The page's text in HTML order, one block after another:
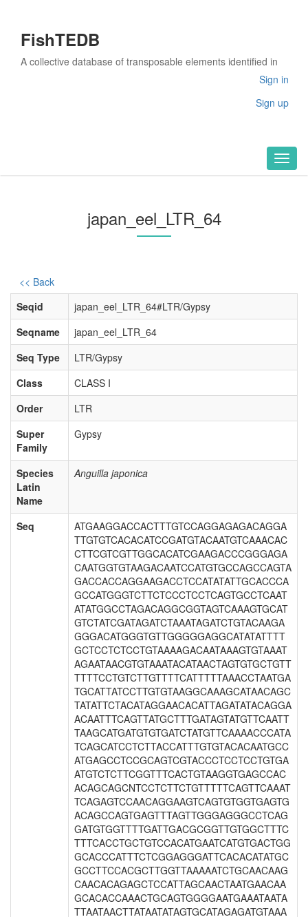
FishTEDB
A collective database of transposable elements identified in
Sign in
Sign up
japan_eel_LTR_64
<< Back
Seqid
japan_eel_LTR_64#LTR/Gypsy
Seqname
japan_eel_LTR_64
Seq Type
LTR/Gypsy
Class
CLASS I
Order
LTR
Super
Family
Gypsy
Species
Latin
Name
Anguilla japonica
Seq ATGAAGGACCACTTTGTCCAGGAGAGACAGGATTGTGTCACACATCCGATGTACAATGTCAAACACCTTCGTCGTTGGCACATCGAAGACCCGGGAGACAATGGTGTAAGACAATCCATGTGCCAGCCAGTAGACCACCAGGAAGACCTCCATATATTGCACCCAGCCATGGGTCTTCTCCCTCCTCAGTGCCTCAATATATGGCCTAGACAGGCGGTAGTCAAAGTGCATGTCTATCGATAGATCTAAATAGATCTGTACAAGAGGGACATGGGTGTTGGGGGAGGCATATATTTTGCTCCTCTCCTGTAAAAGACAATAAAGTGTAAATAGAATAACGTGTAAATACATAACTAGTGTGCTGTTTTTTCCTGTCTTGTTTTCATTTTTAAACCTAATGATGCATTATCCTTGTGTAAGGCAAAGCATAACAGCTATATTCTACATAGGAACACATTAGATATACAGGAACAATTTCAGTTATGCTTTGATAGTATGTTCAATTTAAGCATGATGTGTGATCTATGTTCAAAACCCATATCAGCATCCTCTTACCATTTGTGTACACAATGCCATGAGCCTCCGCAGTCGTACCCTCCTCCTGTGAATGTCTCTTCGGTTTCACTGTAAGGTGAGCCACACAGCAGCNTCCTCTTCTGTTTTTCAGTTCAAATTCAGAGTCCAACAGGAAGTCAGTGTGGTGAGTGACAGCCAGTGAGTTTAGTTGGGAGGGCCTCAGGATGTGGTTTTGATTGACGCGGTTGTGGCTTTCTTTCACCTGCTGTCCACATGAATCATGTGACTGGGCACCCATTTCTCGGAGGGATTCACACATATGCGCCTTCCACGCTTGGTTAAAAATCTGCAACAAGCAACACAGAGCTCCATTAGCAACTAATGAACAAGCACACCAAACTGCAGTGGGGAATGAAATAATATTAATAACTTATAATATAGTGCATAGAGATGTAAACTCAGCTGAGCATCAGTGCTCTCACAGCATCAAAGCAAAACAGACATCATCGTACTCTGTGCTTCGATCACAGCCAGTCAGCAATGCAATAAAGTCAGTCAACACTCCAGTAAAAAGTCCTGTTGTGGGAGGAGTCTTGCAAGTAGAAATGAGTGCTGAGCCCCAGAGTGAGGTCCGACCGTGTGAGAATATTGTGAGTGCTGTAATCCTAGATGTACGCTAAGGACGGAGGCATGATACTCACACTACTGCTGCTTTGGCACAGCTGCTGCTGGTTTTATGCCAGGAGACCACCATTGCTAGTGGGATCTTCTTTGTTGCATATTTTGGGCAGCAGTCCGCCCCTGCGCTAGGNNNNNNNNNNNNNNNNNNNNNNNNNNNNNNNNNNNNNNNNNNNNNNNNNNNNNNNNNNNNNNNNNNNNNNNNNNNNNNNNNNNNNACACATACACATACACACAAACGCCACAAAAGTATTTCTAAAGGCCTGGGTGTTCATAAATCCACAATAAGCCAAGTTGTCTACAAATGGAGGAAATTCTGTACTTTTGCTACTCTNNNNAGGAGGGGGCATCCTGCAAAGATCACAACAGCACATAATGCAGTGCTAAGGGAAGCCAAGAAGAAATAGGGTACCTGCAGAAATATCTTGAACTTGCTAAAGTCTCTGTTCATTTATCCTCTAAGTAAAATGCTTAACAATGATGTATTCCCAGTGTATTCATGGGAAGACACCACAGANNNNNNNNNNNNNNNNNNNNNNNNNNNNNNNNNNNNNNNNNNNNNNNNNNNNNNNNNNNNNNNNNNNNNNNNNNNNNNNNNNNNNNNNNNNNNNNNNNNNNNNNNNNNNNNNNNNNNNNNNNNNNNNNNNNNNNNNNNNNNNNNNNNNNNNNNNNNNNNNNNNNNNNNNNNNNNNNNNNNNNNNNNNNNNNNNNNNNNNNNNNNNNNNNNNNNNNNNNNNNNNNNNNNNNNNNNNNNNNNNNNNNNNNNNNNNNNNNNNNNNNNNNNNNNNNNNNNNNNNNNNNNNNNNNNNNNNNNNNNNNNNNNNNNNNNNNNNNNNNNNNNNNNNNNNNNNNNNNNNNNNNNNNNNNNNNNNNNNNNNNNNNNNNNNNNNNNNNNNNNNNNNNNNNNNNNNNNNNNNNNNNNNNNNNNNNNNNNNNNNNNNNNNNNNNNNNNNNNNNNNNNNNNNNNNNNNNNNNNNNNNNNNNNNNNNNNNNNNNNNNNNNNNNNNNNNNNNNNNNNNNNNNNNNNNNNNNNNNNNNNNNNNNNNNNNNNNNNNNNNNNNNNNNNNNNNNNNNNNNNNNNNNNNNNNNNNNNNNNNNNNNNNNNNNNNNNNNNNNNNNNNNNNNNNNNNNNNNNNNNNNNNNNNNNNNNNNNNNNNNNNNNNNNNNNNNNNNNNNNNNNNNNNNNNNNNNNNNNNNNNNNNNNNNNNNNNNNNNNNNNNNNNNNNNNNNNNNNNNNNNNNNNNNNNNNNNNNNNNNNNNNNNNNNNNNNNNNNNNNNNNNNNNNNNNNNNNNNNNNNNNNNNNNNNNNNNNNNNNNNNNNNNNNNNNNNNNNNNNNNNNNNNNNNNNNNNNNNNNNNNNNNNNNNNNNNNNNNNNNNNNNNNNNNNNNNNNNNNNNNNNNNNNNNNNNNNNNNNNNNNNNNNNNNNNNNNNNNNNNNNNNNNNNNNNNNNNNNNNNNNNNNNNNNNNNNNNNNNNNNNNNNNNNNNNNNNNNNNNNNNNNNNNNNNNNNNNNNNNNNNNNNNNNNNNNNNNNNNNNNNNNNNNNNNNNNNNNNNNNNNNNNNNNNNNNNNNNNNNNNNNNNNNNNNNNNNNNNNNNNNNNNNNNNNNNNNNNNNNNNNNNNNNNNNNNNNNNNNNNNNNNNNNNNNNNNNNNNNNNNNNNNNNNNNNNNNNNNNNNNNNNNNNNNNNNNNNNNNNNNNNNNNNNNNNNNNNNNNNNNNNNNNNNNNNNNNNNNNNNNNNNNNAGTTGCAGCTGGTTGTGCTGCCTGCCTTGTCAGATTCCGAGGCCAATGCCGATGATGCGCCAGGTGCTGAAGCATTCCCTGCGGTGCCTAGAACAAGGCCGCTGATGGCGCAGGCTACCCTGGGTGCCACCGCTACAACGGAGGTAGAGGCGAAGGCTCCAGCTACCTTGCTTCGCTTTGATCCGTACTCGCTGGAATCCTCAGATTCCAAAGTGGGGGCCCGTGTGAAAATTCGATTGGCACGACTCCAAATGGAGGCGCAAGAAAAGGCAGAGGCACGGGAGGCAGAGATGCAGTTGCGTCTTGAAATCCGTAAATTGGAGCTAGAGGCAGAGAAGGAGATTAAACTGCGACAGCTTGAATTGGAAGCAATGAAGGTTGCGCAGTCGCCTCCTATAGCTCCTCGCAGTGCGGCTCCTTCACCAGTCGGTCCCAGGGACACCTTTGATGTCAGTAAAAATATTGTCCTGGTTCCTCCTTTTCGTGAGTCCGAGGTTGACACGTATTTTAGTGCGTTTGAGCGCATCGCTGTTTCGTTGCGATGGCCTAAGGATGTGTGGCCACTGCTGCTGCAATGTAAATTAGTTGGAAAAGCACAAGAGGTATGTTCAACTCTGCCTCTCCAGGATAGCTTAAATTACGACATCGTAAAAGCTGCAGTTCTGCGTGCATACAAGCTTGTTCCAGAGGCATACAGGCAGAGGTTTAGAAACCATAAGAAACCCCAATCTCATACCTACATTAAGTTCGCCCGAGAAAAGGGTACACTGTTTGATACGTGGTGTGCAGCGAGCAAAGTCATCGATTATAAGTCTCTTCATGAGCTTGTGTTGCTGGAGGAATTTAAAAATTTCTTGCCATATCGTATCGTAGTCTATTTGAATGAACGGAATGTCACTTCCCTGTCGGAAGCAGCTCTTCTTGCAGACAAATTTGTGCTCACTCACAAAAATGTTTTTTTAGCCACTCGTGAGAGGAGCACTGACACAGTTATCACCAGCTCCCAGTCACAGCCCACTCGTATTAAACCACTCGCGACTTGGTTTATAGAGGATCGGGAATGCTTTTATTGCCGCAGTCCAGGTCATTTTATTGCAGACTGCTTTATTTTAAAACGAAAACAACAACAGCAGTCTTCCAATGGGAACCCGTCCAAAGGCGTGGGTTTAATTAAAACAGTTACCCCTCCAGGCACCCATGAGTCCCGAACTGGCTGTATTCCTGAACCCAGTTACGAACCATTCATTCTATCAGGGTTGGTTTCGCTGACTGGCGATCTGAAAGAGCAGCGTCCAGTTAAAATTCTTAGAGATACTGGCGCTGCCCAGTCTTTTGTCCTCGCCGATGTGCTTCCCCTGTCGGACAAGTCTTCCTGTGGTTCCAGTGTTTTAGTACAAGGCATTGAAATGGGTTTTATAGCCATACCTTTACATCGTGTGCACTTACAGTCTGAATTGATTAGCAGCTGTTTTAGAGTGGGAGTACGACCTACACTTGTGAAAGGGGTTACATGTATTATGGGAAATGATATTGCAGGAGGAAAAGTAATGCCTGTGTTAGAAGTGTTGAATGGTCCAGCGACAAGCCCTGTGACCGACACTGTCCGAGTCCTGTCCCGAGTTGTTCCCTGCCTGTGCGGTTACTAGGGCCCAGTCACGCAAATTAGGTGAGCTAGTGGACCTATCCGACACTGTTCTTGTTCCAATATTTGCTTATGATGAAAGTCCTACGCCTGTTCCCAAAATGAGTTCGGAGGAGCAGGTTGATCAGTCGTCTGACAAGGTGACCAGGTCTGAGATGTTGCAATTGCCAGTTAACAGTGCACAGTTAATTACCGTGCAAAAGGCGGACCCCACTCTTAAGTGTTTTTCTTCCGTGTGTAGTCTGGAGGAGGCAAAAGAGCAAGAAGTAGGTTACTTCATTGATAATGGCATTTTATTGCGAAAATGGAATTTACATGGCACTGGAAAGATGGAGTGGAGTGCTGTGTATCAGATTGTCGTACCTCAGGTGCATCGCCAACGTTTTGAGCTTGGCACACGACCACCCCTGGTCGGGACATCTCGGTGTCACAAAAACCTACAACCGCATTCTCATGCATTTTTTCTGGCCAGGTTTGAAAGCAGATGTAGCTCAGTTTTGCCGAACTTGTCACATTTGTCAAGTTACCGGAAAGCCTAATCAGGTTATTCCACCTGCTCCCCTGTGTCCAATTCCAGTGATTGGTGAACCATTCGAGCACGTGATTATTGATTGCGTTGGTCCGTTGCCAAAATCCAAGTCAGGCAATCAGTTCCTGCTGGCCATTATGTGTTTGGCTACCAGGTATCCCGAAGCGATAGCTCTACATAAGATTACCGCCCCTGTAGTAGTGAAAGCTTTGCTTAAGTTTTTCTCAACATTCGGTTTGCCAAAAGTGATACAATCAGATCAGGGAACAAATTTTATGTCCAAACGTTTTTCCCAAGTCATGCAGCCTCTATCCATTAAACATAAGGTCTCCACTGCCTACCATCCTGAGTCTCAGGGTTCCCTGGAACGTTTCCACCAGACGTTAAAGTCCATGTTGCGCAAATACTGCCTTGACAGTGGGCGGGACTGGGATGAGGGCGTGCCATTTGTTTTATTTGCGGTACGCGAAACTATTCAAGAGTCCTTAGGATTCAGTCCAGCAGAGTTAGTCTTTGGTCACAATGTTTGTGGACCGCTAAAGGTTCTCAAAGAACAGTTTATCTATACGGACTCGAAACCAAAAGTTAATGTGCTTGATTACGTTAGTCAATTAAGAGAGTGATTGCATCAGGCCTGCTCTCTTGCCAGAAAAACCCAGTCATCAAAACAGGAAAAGATGAAAAATCTTTATGACAAGAAAGCAGTTTCCCACACATTTAAACCTGGTGATAAGGTTATGGTTATCTTGCCTATTGCTGGTTCTGCCCTCTCAGCCTGTTTCTCTGGCCCATATGTAATCGACAAGAAATTAAATGAAACAGATTTTATTGTTCGTACACCTGACCACAAACGCCAATCTCGCATTTGCCACATAAACATGTTGAAAGAATACTATTCCCAAGATACAGATAACTCGCTGTTAGGGTCCTCAGAACAGATGGCAGGGTGCGCTGTCTCATCTGTTGCCTCTGCCTCTACGGTTGTTGAATCCACTCAAACTGATGGTGGTGATGAAGATGGCCTGGTCTTGCGGAACGCACCTCAGCAGTGTGTTCGGTTGGCCAACTTGGAGATTTTGAGTGATCTCCCCTCTCACTTGTTTTATTTGTCTGAAGAACAAAAGAAAGACGTTATGTTATTAATAAATGACTACCTATGCCTTTTTAATGATGTACCCTCCCGAACTACAGTGTTACAACATGATATAGACGTTAGCGGTGCTGCACCTATCCACCAGCATCCGTATCGTGATAATCCCACCAAAAGAGCAATTATAAAAAAGGAGGTTGAATACCTGCTCGATAATGGTTTAGCTGAGCCCAGTTTAAGTCCCTGGAGCTCTCCGTGTCTATTAGTTCCTAAACCAGATGGTACATCTCGATTTTGTACAAATTACAGAAAAGTAAACGCTGTCACAGTTCCAGACTCTTGTCCGTTGCCTCGTATGGAGGATTGCATAGACAACCTTGGCTCAGCTGCATACATCACTAAATGAGATTTATTAAAGGGATACTGGCAAGTTCCCTTAACACCCCGTGCATCTGAGATTTCTGCTTTTGTGACCCCAGATGTTTTTCTGCTGTATTCTGTTATGGCCTTTGGTTTGAGAAATGCTCCCGCAACGTTTCAACGATTAGTTAATTTCGTTTGGGCAGATGTTCCTAATTGCAATGCATATTTATATGACCTCATTGTGTACTCGTCTGATTGGTCAGAACACCTGAGCAGGCTCCGCTCAGTGTTTGACCGTCTTGCAAAGGCCACACTCACACTGAACCTGGCCAAATGTGAATTTGCTAGGGCTACAGTGACTTACCTTGGCAAACAGGTTGCTTACGGTCAGGTGCGCCCTGTAGATGCCAAGATCTCTGCCATTGTGAAGTTCCCTATTCCCTCAATGAGGCGCGAGCTGCACAGGTTTCTTGGCATGGCGGGTTATTACCGCAGCTTCTGCAAAAAATTTTCCACTGTCATCACCCCTCTTACTTGTCTGCTCAGTCCCTCCTGGCCCTTCATTTGGTCTGCTGATTGCCAACATGCCTTTGATAATGTCAAAGCCCTTCTGTGTAGTGTACCTGTCCTCGCTGCCCCAAACTTCACCCTGCCATTTACGTTAGAAGTAGACACGATCAGGGTGGGAGCTGGTGCAGTTCTTATCCAAGAAGATGAAAATGGCTTAGACCATCCCGTGTGCTATTTCTCCNNTAAATTCAATAAACATCAGGTTAACTATTCCACCATAGAGAAGGAAACGCTTGCCTTGCTGTTGGCTCTTCAGTTTTTCGAGGTCTACATTGGTTCTAGTTCATTGTCTCTCACAGTTTATACTGACCACAACCCCTTAGTGTTCCTGTCACGCATGTACAATCAGAATCAGCGACTCATGCGCTGGTCATTGATAATATAATATAACATAAAAGAGGATGTGACAATGTTTTAGCAGATGCGTTGTCTCGTGTGTGATGTGTTCTGTGTCCAAAAGTGTGTGCTCGTGTATTAGCCTAAATACTGTCAACTGTAACTTTGCTTTTATGTGTGGAGGTGTTACGTCCCCACGTGTGTGTACGTGGTTGTTGTTCTCCCTCTCTGTGTTTTTCCATTCTCGCATCCCTTCATCCAGGTGTCCCTCCTCCTGTCAGTCCTTCACCAGTCCTTCATCTAGGTGTCCATCTGCTTTTGGTTCCCTGCACGTCACTCACCATTCAGGCTCCGTTCCAGCACCCAACCCGAGACAGCACAACTATTCAAAACTCTTCCGTTCTCAGTCGCCGGTGCTTCATGCCTTACATTTGCGAATTGCTCACTGTATTCTGCGGTTATCCGATTGTCATTTGTTGTNNNNNNNNNNNNNNNNNNNNNNNNNNNNNNNNNNNNNNNNNNNNNNNNNNNNNNNNNNNNNNNNNNNNNNNNNNNNNNNNNNNNNNNNNNNNNNNNNNNNNNNNNNNNNNNNGCACGTAGGTGAATTGCTGTATAGATACACTAGGTTAGGGGTGGGTGCCACTCCCTGTACTTTGTTTGGTAGCATAGAACAGTCAGTTAGGTTTTGGTTTTCATACTTATTTTAGTAGTTAGGTTAGCGAGTATTATCTAATTAAGTTAGGCAGATTTGAGTGTTTTGATTTTTACTCTGTTCTTCTCTTTGGCACCTCTCTTGTTCCTTTTCCCTCTATTATGGGTTATGTCTGTGTCCTTACTGGTACTTGTACATATTGTNNNNNNNNNNNNNNNNNNNNNNNNNNNNNNNNNNNNNNNNNNNNNNNNNNNNNNNNNNNNNNNNNNNNNNNNNNNNNNNNNNNNNNNNNNNNNNNNNNNNNNNNNNNNNNNNNNNNNNNNNACCCCTAGACACTCTGGGGTCGTAACATCGACCTACTCCTGTGAAATGTACAAGCTTAATATAATGACCACACAGATGAAAAACGGAGTCTAGCAGTAATGGAACACATGTAGGCTATAAATGCAGGACATAGCCACGATGTTGTCCTATTTACTAAATACTTCCATTTACATTCAGACACTCTACATTTATTATTTAGAATAGTTTGGCCAGTTGGAAGCTCCTTTACCACTGGTTTTACAGAGAGTTAATGATTTTAGTGTTTCTTAGGCAGTCCATAGTCTTTGCATCTCTCACAGGAAGATCCACTATAATAAATATGACAAACACTGTGTGAAAGAAAAGGCACGTTCTTGATTTATTAATGTGCAAACAAAAATGTAGAAGAAAAGTTCTTGAATTATTGACTGAAACCAAAATGTAACAGAAAAGCCATTTATTCACTTTACAAAATGAAATAGTCATGATCTTGCAGAGGTGAGGGACACTGGTTTGGGGCTGACACTTGTGCTGTCAGTGTGTCCTTGTAATGCTGACCTCCATGTTCATCCGCTTGCACAGGTGGTGGTGGTGGCACTGGATCCTCTTCCTCAGCCGGCTCCAGGATGTCCCCAGCAGTGATGCAGATGTTATGGAGCACTGCACACACTGCAACGACATTAGGAGCAAAGGTGTGATCCACTTCCAGGGCTTTGAAGAAGATCCCTTGCCACCGTGCCTTCATCATGCCAAAGGCCCTCTCTATAATGGATCGGGCTCTGGCATGGTGAGCGTTGAAGCACGACTCCACTCCTCCCCTCATTGGTTCCTGGTATGGGGTAATGAGGTTGACTGGTGCAGTCAGAGATGGGTATCCATCCCCCACAATGAAGCAGCCAGCTGGTGGGTAACAGCCCCTGACAAACACTGGACTATTTCTTAGCACCCTGGTGTCGTGGACTGAACCAGGGTAACCAACAAATATGTCCAAAAATTTGCCAGTGCTGTCACAGATTGCCTGAAGCTGGACAGAGTGGAAGAGTTCAGTTCAGGTAATCTTGTGCATGTGGACCATGGGGAGCCTTGATGCGGACGTGGCATCCATCAATGGCTCCCACTCAGCGGCTGAAGGCTGGGCTGTTGGCAAGGTGTTGGAAGCCATGGCCAACTTCAGCACACTGTGCCAGTGTGGGGAAGTGGACCACTTTGTCCAGGAGAGATAGGATTGTGTCACACATCCGTCGTTGGCACATCGAAGACCCGGGAGACAATGGTGTAGACCACCAGGAAGACCTCCATATATTGCACCCAGCCATGGGTCTTCTCCCTCCTCAGTGCCTCAATAGATGGCCTAGACAGGCGGTAGTCAAAGTGCATGTCTATCGATAGATCTAAATAGATCTGTACAAGAGGGACATGGGTGTTGGGGGAGGCATATATTTTGCTCCTCTCCTGTAAAAGACAATAAAGTGTAAATAGAATAACGTGTAAATACATAACTAGTGTGCTGTTTTTTCCTGTCTTGTTTTCATTTTTAAACCTAATGATGCATTATCCTTGTGTAAGGCAAAGCATAAC